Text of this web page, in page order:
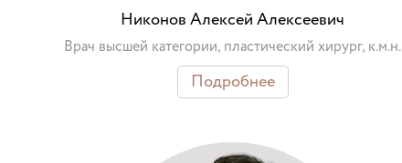
Никонов Алексей Алексеевич
Врач высшей категории, пластический хирург, к.м.н.
Подробнее